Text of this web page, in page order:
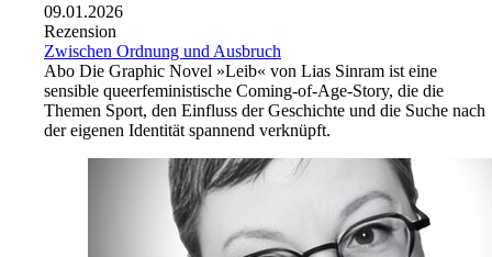
09.01.2026
Rezension
Zwischen Ordnung und Ausbruch
Abo Die Graphic Novel »Leib« von Lias Sinram ist eine
sensible queerfeministische Coming-of-Age-Story, die die
Themen Sport, den Einfluss der Geschichte und die Suche nach
der eigenen Identität spannend verknüpft.